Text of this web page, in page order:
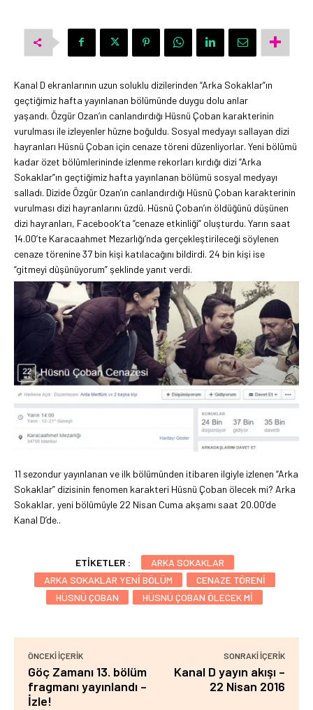
Kanal D ekranlarının uzun soluklu dizilerinden “Arka Sokaklar”ın
geçtiğimiz hafta yayınlanan bölümünde duygu dolu anlar
yaşandı. Özgür Ozan’ın canlandırdığı Hüsnü Çoban karakterinin
vurulması ile izleyenler hüzne boğuldu. Sosyal medyayı sallayan dizi
hayranları Hüsnü Çoban için cenaze töreni düzenliyorlar. Yeni bölümü
kadar özet bölümlerininde izlenme rekorları kırdığı dizi “Arka
Sokaklar”ın geçtiğimiz hafta yayınlanan bölümü sosyal medyayı
salladı. Dizide Özgür Ozan’ın canlandırdığı Hüsnü Çoban karakterinin
vurulması dizi hayranlarını üzdü. Hüsnü Çoban’ın öldüğünü düşünen
dizi hayranları, Facebook’ta “cenaze etkinliği” oluşturdu. Yarın saat
14.00’te Karacaahmet Mezarlığı’nda gerçekleştirileceği söylenen
cenaze törenine 37 bin kişi katılacağını bildirdi. 24 bin kişi ise
“gitmeyi düşünüyorum” şeklinde yanıt verdi.
11 sezondur yayınlanan ve ilk bölümünden itibaren ilgiyle izlenen “Arka
Sokaklar” dizisinin fenomen karakteri Hüsnü Çoban ölecek mi? Arka
Sokaklar, yeni bölümüyle 22 Nisan Cuma akşamı saat 20.00’de
Kanal D’de..
ETIKETLER :
ARKA SOKAKLAR
ARKA SOKAKLAR YENI BÖLÜM
CENAZE TÖRENI
HÜSNÜ ÇOBAN
HÜSNÜ ÇOBAN ÖLECEK MI
ÖNCEKI İÇERIK
Göç Zamanı 13. bölüm
fragmanı yayınlandı –
İzle!
SONRAKI İÇERIK
Kanal D yayın akışı –
22 Nisan 2016